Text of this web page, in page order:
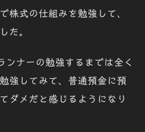
株式の仕組みを勉強して、
た。
ンナーの勉強するまでは全く
強してみて、普通預金に預
ダメだと感じるようになり